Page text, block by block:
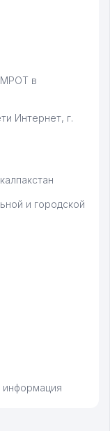
МРОТ в
Интернет, г.
и городской
информация